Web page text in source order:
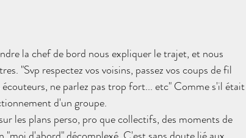
la chef de bord nous expliquer le trajet, et nous
"Svp respectez vos voisins, passez vos coups de fil
ne parlez pas trop fort... etc" Comme s'il était
d'un groupe.
les plans perso, pro que collectifs, des moments de